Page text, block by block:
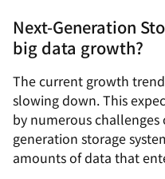
Next-Generation
big data growth?
The current growth
slowing down. This
by numerous
generation storage
amounts of data that